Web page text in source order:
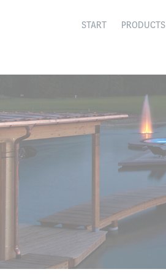
START PRODUCTS